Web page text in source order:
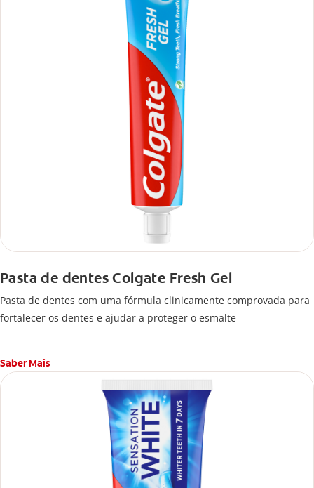
Pasta de dentes Colgate Fresh Gel
Pasta de dentes com uma fórmula clinicamente comprovada para
fortalecer os dentes e ajudar a proteger o esmalte
Saber Mais